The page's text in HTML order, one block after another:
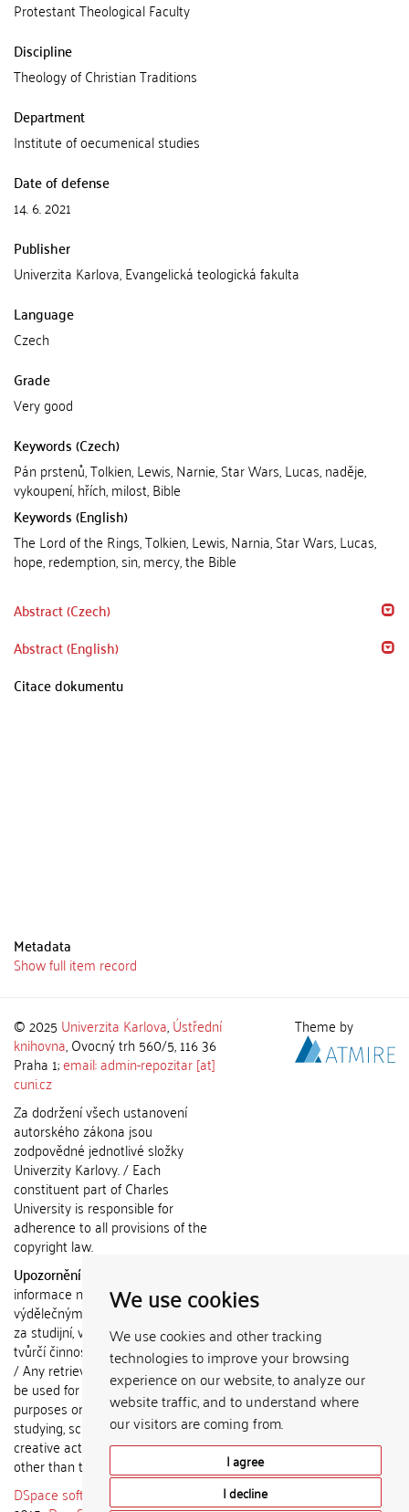
We use cookies
We use cookies and other tracking
technologies to improve your browsing
experience on our website, to analyze our
website traffic, and to understand where
our visitors are coming from.
I agree
I decline
Protestant Theological Faculty
Discipline
Theology of Christian Traditions
Department
Institute of oecumenical studies
Date of defense
14. 6. 2021
Publisher
Univerzita Karlova, Evangelická teologická fakulta
Language
Czech
Grade
Very good
Keywords (Czech)
Pán prstenů, Tolkien, Lewis, Narnie, Star Wars, Lucas, naděje,
vykoupení, hřích, milost, Bible
Keywords (English)
The Lord of the Rings, Tolkien, Lewis, Narnia, Star Wars, Lucas,
hope, redemption, sin, mercy, the Bible
Abstract (Czech)
Abstract (English)
Citace dokumentu
Metadata
Show full item record
© 2025 Univerzita Karlova,Ústřední
knihovna, Ovocný trh 560/5, 116 36
Praha 1;email: admin-repozitar [at]
cuni.cz
Za dodržení všech ustanovení
autorského zákona jsou
zodpovědné jednotlivé složky
Univerzity Karlovy. / Each
constituent part of Charles
University is responsible for
adherence to all provisions of the
copyright law.
Upozornění / Notice:
informace nemohou být použity k
výdělečným účelům nebo vydávány
za studijní, vědeckou nebo jinou
tvůrčí činnost jiné osoby než autora.
/ Any retrieved information shall not
be used for any commercial
purposes or claimed as results of
studying, scientific or any other
creative activities of any person
other than the author.
DSpace software
Theme by